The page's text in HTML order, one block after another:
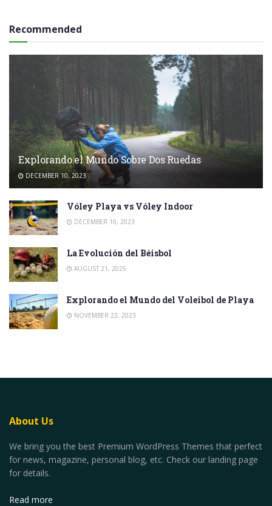
Recommended
Explorando el Mundo Sobre Dos Ruedas
DECEMBER 10, 2023
Vóley Playa vs Vóley Indoor
DECEMBER 10, 2023
La Evolución del Béisbol
AUGUST 21, 2025
Explorando el Mundo del Voleibol de Playa
NOVEMBER 22, 2023
About Us
We bring you the best Premium WordPress Themes that perfect
for news, magazine, personal blog, etc. Check our landing page
for details.
Read more